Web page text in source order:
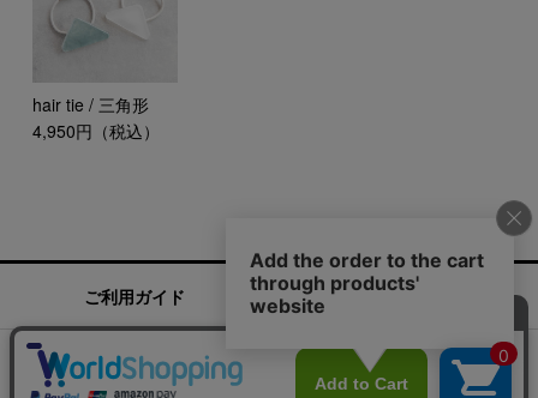
hair tie / 三角形
4,950円（税込）
ご利用ガイド お問い合わせ 実店舗情報
運営会社
特定商取引法に基づく表記
プライバシーポリシー
ご利用規約